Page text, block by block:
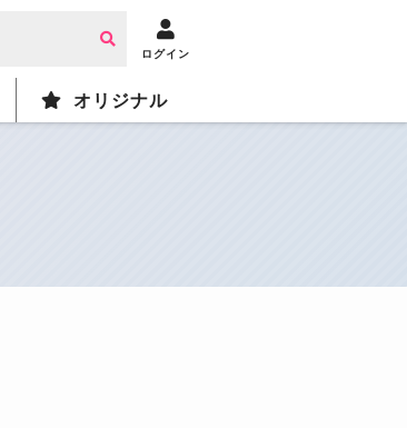
ログイン
オリジナル